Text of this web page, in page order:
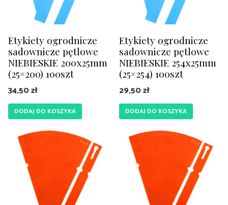
Etykiety ogrodnicze
sadownicze pętlowe
NIEBIESKIE 200x25mm
(25×200) 100szt
34,50zł
DODAJ DO KOSZYKA
Etykiety ogrodnicze
sadownicze pętlowe
NIEBIESKIE 254x25mm
(25×254) 100szt
29,50zł
DODAJ DO KOSZYKA